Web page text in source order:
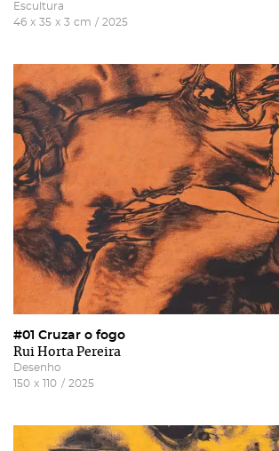
Escultura
46 x 35 x 3 cm / 2025
#01 Cruzar o fogo
Rui Horta Pereira
Desenho
150 x 110 / 2025